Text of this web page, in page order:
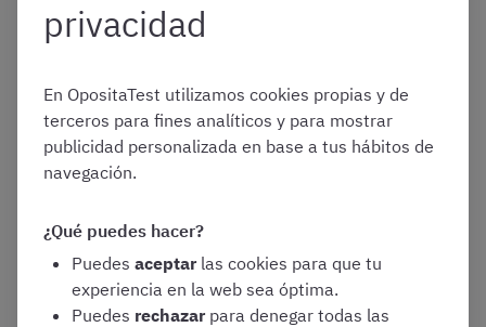
En elepígrafe 26, «Títulos académicos oficiales»
recuadro«Exigido en la convocatoria», se indicará de
las opciones desplegables la
para el ingreso en este cuerpo
Si os presentáis por Promoción Interna, debéis atender a
las siguientes normas específicas:
privacidad
En OpositaTest utilizamos cookies propias y de
terceros para fines analíticos y para mostrar
publicidad personalizada en base a tus hábitos de
navegación.
¿Qué puedes hacer?
Puedes aceptar las cookies para que tu
experiencia en la web sea óptima.
Puedes rechazar para denegar todas las